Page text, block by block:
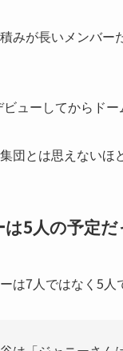
みが長いメンバ
ビューしてからド
団とは思えないほ
5人の予定だ
は7人ではなく5人